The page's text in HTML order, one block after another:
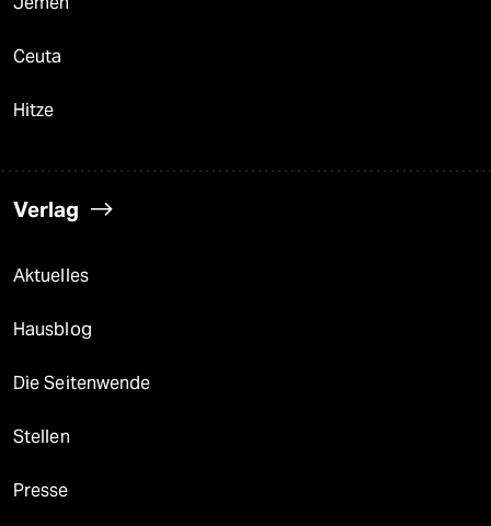
Ceuta
Hitze
Verlag
Aktuelles
Hausblog
Die Seitenwende
Stellen
Presse